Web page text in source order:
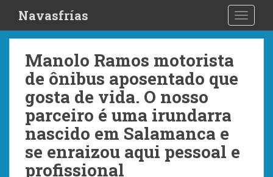
i
Navasfrías
Manolo Ramos motorista
de ônibus aposentado que
gosta de vida. O nosso
parceiro é uma irundarra
nascido em Salamanca e
se enraizou aqui pessoal e
profissional